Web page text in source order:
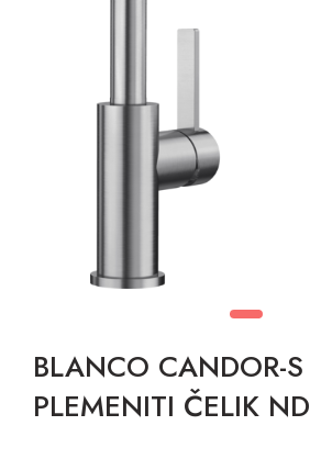
BLANCO CANDOR-S
PLEMENITI ČELIK ND